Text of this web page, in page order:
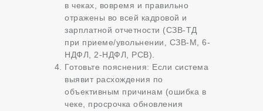
в чеках, вовремя и правильно
отражены во всей кадровой и
зарплатной отчетности (СЗВ-ТД
при приеме/увольнении, СЗВ-М, 6-
НДФЛ, 2-НДФЛ, РСВ).
Готовьте пояснения: Если система
выявит расхождения по
объективным причинам (ошибка в
чеке, просрочка обновления